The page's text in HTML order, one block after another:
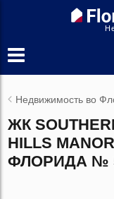
Недвижимость во
ЖК
HILLS
ФЛОРИДА №